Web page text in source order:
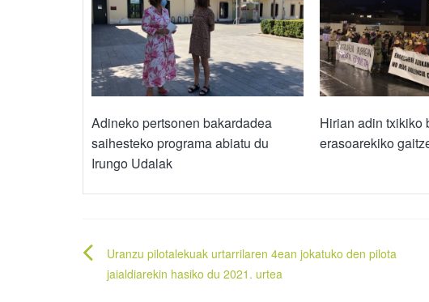
Adineko pertsonen bakardadea
saihesteko programa abiatu du
Irungo Udalak
Hirian adin txikiko
erasoarekiko
Bidalketetan
zehar
Uranzu pilotalekuak urtarrilaren 4ean jokatuko den pilota
jaialdiarekin hasiko du 2021. urtea